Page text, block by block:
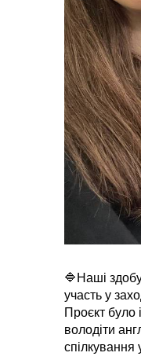
🔷Наші
участь у
Проєкт було
володіти